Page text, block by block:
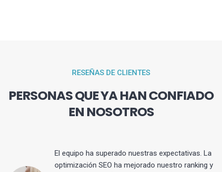
RESEÑAS DE CLIENTES
PERSONAS QUE YA HAN CONFIADO
EN NOSOTROS
El equipo ha superado nuestras expectativas. La
optimización SEO ha mejorado nuestro ranking y